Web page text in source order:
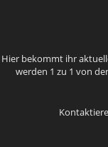
Hier bekommt ihr
werden 1 zu 1 von